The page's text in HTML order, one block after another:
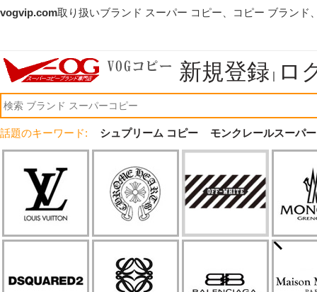
vogvip.com取り扱いブランド スーパー コピー、コピー ブランド
新規登録 | ロ
話題のキーワード: シュプリーム コピー モンクレールスーパ